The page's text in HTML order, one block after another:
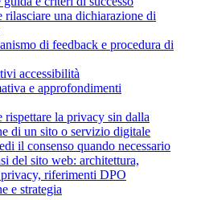
rilasciare una dichiarazione di
di feedback e procedura di
accessibilità
e approfondimenti
rispettare la privacy sin dalla
di un sito o servizio digitale
il consenso quando necessario
del sito web: architettura,
riferimenti DPO
e strategia